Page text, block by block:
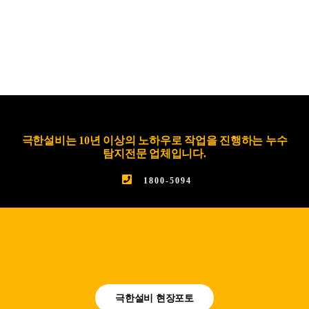
극한설비는 10년 이상의 노하우로 작업을 진행하는 누수
탐지전문 업체입니다.
1800-5094
극한설비 현장포토